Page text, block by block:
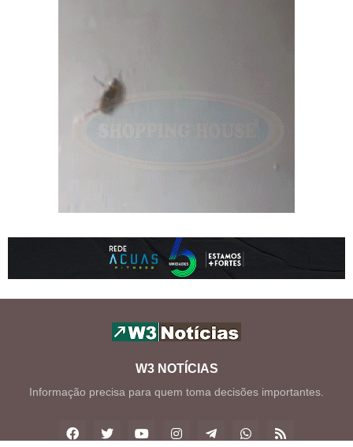
W3 NOTÍCIAS
Informação precisa para quem toma decisões importantes.